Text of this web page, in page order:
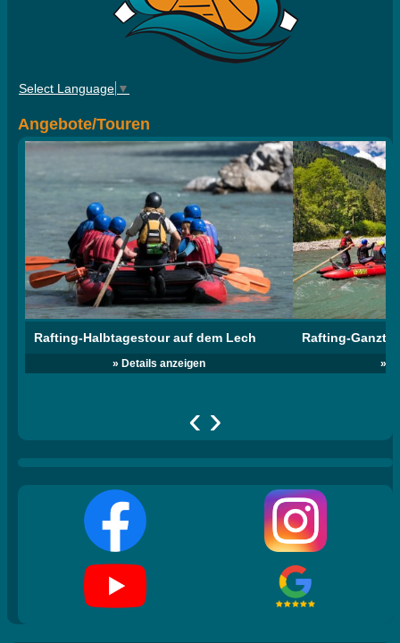
Select Language ▼
Angebote/Touren
Rafting-Halbtagestour auf dem Lech
» Details anzeigen
Rafting-
»
‹ ›